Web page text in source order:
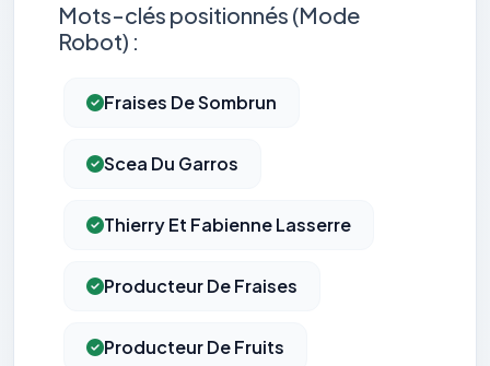
Mots-clés positionnés (Mode
Robot) :
Fraises De Sombrun
Scea Du Garros
Thierry Et Fabienne Lasserre
Producteur De Fraises
Producteur De Fruits